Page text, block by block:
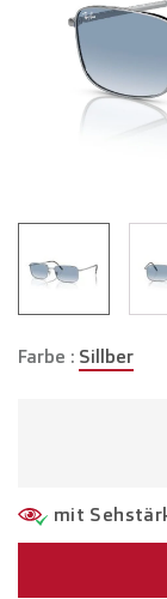
Farbe : Sillber
mit